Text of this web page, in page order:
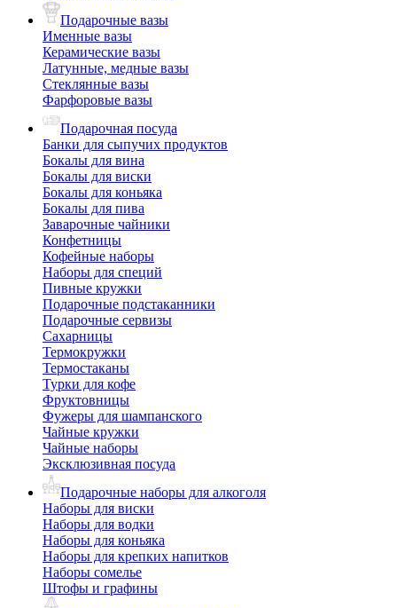
Подарочные вазы
Именные вазы
Керамические вазы
Латунные, медные вазы
Стеклянные вазы
Фарфоровые вазы
Подарочная посуда
Банки для сыпучих продуктов
Бокалы для вина
Бокалы для виски
Бокалы для коньяка
Бокалы для пива
Заварочные чайники
Конфетницы
Кофейные наборы
Наборы для специй
Пивные кружки
Подарочные подстаканники
Подарочные сервизы
Сахарницы
Термокружки
Термостаканы
Турки для кофе
Фруктовницы
Фужеры для шампанского
Чайные кружки
Чайные наборы
Эксклюзивная посуда
Подарочные наборы для алкоголя
Наборы для виски
Наборы для водки
Наборы для коньяка
Наборы для крепких напитков
Наборы сомелье
Штофы и графины